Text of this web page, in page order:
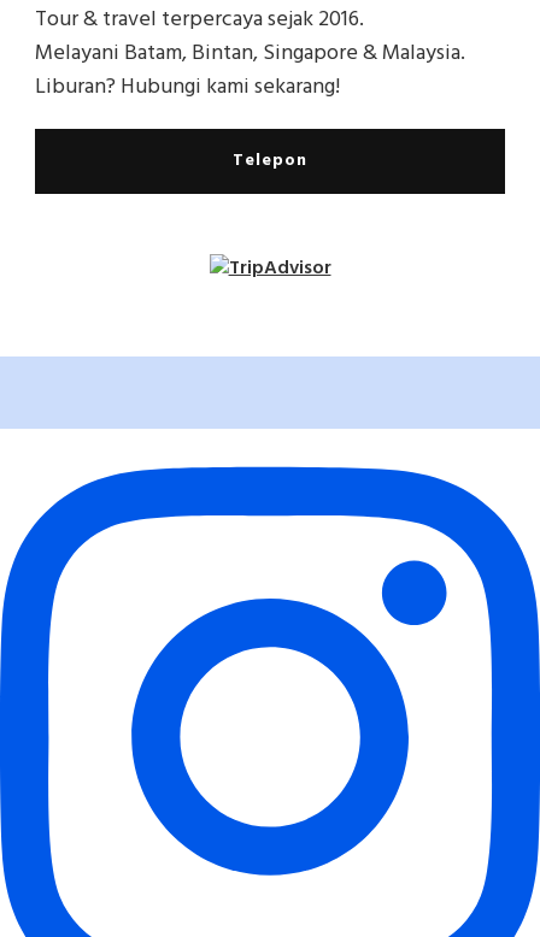
Tour & travel terpercaya sejak 2016.
Melayani Batam, Bintan, Singapore & Malaysia.
Liburan? Hubungi kami sekarang!
Telepon